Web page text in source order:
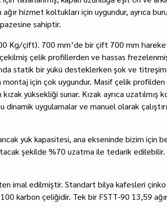
hizmet koltukları için uygundur, ayrıca
sahiptir.
Kg/çift). 700 mm’de bir çift 700 mm
çelik profillerden ve hassas
statik bir yükü desteklerken şok ve
için çok uygundur. Masif çelik profilden
yüksekliği sunar. Kızak ayrıca uzatılmış
uygulamalar ve manuel olarak
yük kapasitesi, ana ekseninde bizim için
şekilde %70 uzatma ile tedarik
imal edilmiştir. Standart bilya kafesleri çinko
karbon çeliğidir. Tek bir FSTT-90 13,59